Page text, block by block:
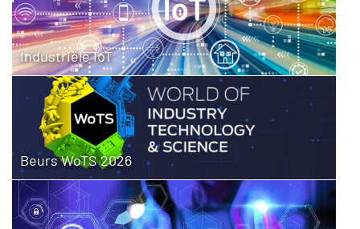
Industriële IoT
Beurs WoTS 2026